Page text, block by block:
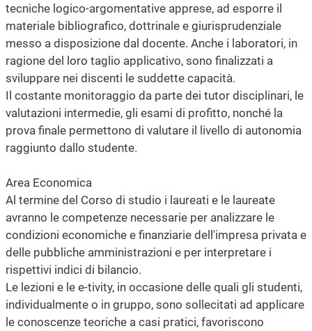
tecniche logico-argomentative apprese, ad esporre il
materiale bibliografico, dottrinale e giurisprudenziale
messo a disposizione dal docente. Anche i laboratori, in
ragione del loro taglio applicativo, sono finalizzati a
sviluppare nei discenti le suddette capacità.
Il costante monitoraggio da parte dei tutor disciplinari, le
valutazioni intermedie, gli esami di profitto, nonché la
prova finale permettono di valutare il livello di autonomia
raggiunto dallo studente.
Area Economica
Al termine del Corso di studio i laureati e le laureate
avranno le competenze necessarie per analizzare le
condizioni economiche e finanziarie dell'impresa privata e
delle pubbliche amministrazioni e per interpretare i
rispettivi indici di bilancio.
Le lezioni e le e-tivity, in occasione delle quali gli studenti,
individualmente o in gruppo, sono sollecitati ad applicare
le conoscenze teoriche a casi pratici, favoriscono